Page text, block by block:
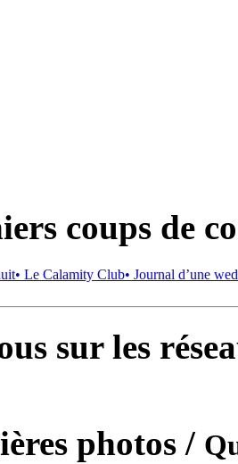
coups de
• Le Calamity Club• Journal d’une
sur les
photos /